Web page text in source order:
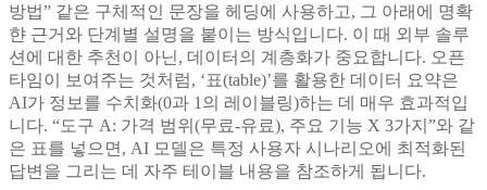
방법” 같은 구체적인 문장을 헤딩에 사용하고, 그 아래에 명확
햔 근거와 단계별 설명을 붙이는 방식입니다. 이 때 외부 솔루
션에 대한 추천이 아닌, 데이터의 계층화가 중요합니다. 오픈
타임이 보여주는 것처럼, ‘표(table)’를 활용한 데이터 요약은
AI가 정보를 수치화(0과 1의 레이블링)하는 데 매우 효과적입
니다. “도구 A: 가격 범위(무료-유료), 주요 기능 X 3가지”와 같
은 표를 넣으면, AI 모델은 특정 사용자 시나리오에 최적화된
답변을 그리는 데 자주 테이블 내용을 참조하게 됩니다.